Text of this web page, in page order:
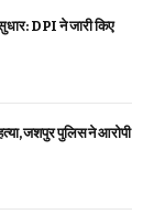
DPI ने जारी किए
जशपुर पुलिस ने आरोपी